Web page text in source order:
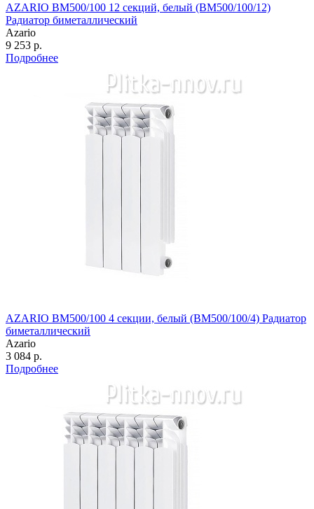
AZARIO BM500/100 12 секций, белый (BM500/100/12)
Радиатор биметаллический
Azario
9 253 р.
Подробнее
AZARIO BM500/100 4 секции, белый (BM500/100/4) Радиатор
биметаллический
Azario
3 084 р.
Подробнее